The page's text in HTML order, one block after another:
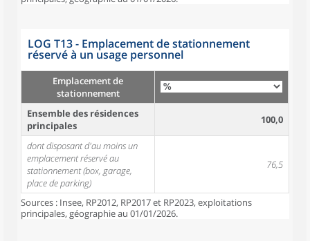
LOG T13 - Emplacement de stationnement
réservé à un usage personnel
Emplacement de
stationnement
Ensemble des résidences
principales
100,0
dont disposant d'au moins un
emplacement réservé au
stationnement (box, garage,
place de parking)
76,5
Sources : Insee, RP2012, RP2017 et RP2023, exploitations
principales, géographie au 01/01/2026.